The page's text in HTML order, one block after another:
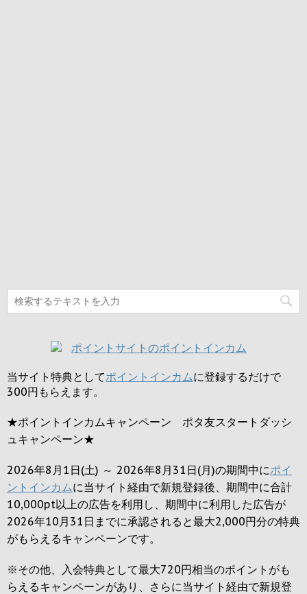
当サイト特典としてポイントインカムに登録するだけで
300円 もらえます。
★ポイントインカムキャンペーン ポタ友スタートダッシ
ュキャンペーン★
2026年8月1日(土) ～ 2026年8月31日(月)の期間中にポイ
ントインカムに当サイト経由で新規登録後、期間中に合計
10,000pt以上の広告を利用し、期間中に利用した広告が
2026年10月31日までに承認されると最大2,000円分の特典
がもらえるキャンペーンです。
※その他、入会特典として最大720円相当のポイントがも
らえるキャンペーンがあり、さらに当サイト経由で新規登